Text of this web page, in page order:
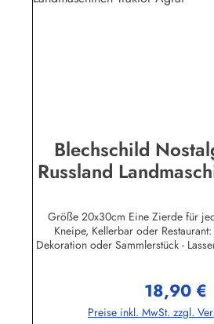
Blechschild
Russland
Größe 20x30cm Eine Zierde für
Kneipe, Kellerbar oder
Dekoration oder Sammlerstück -
Sie sich und Ihren Freunden eine
die gute alte Zeit! Unsere
aus hochwertigem Metall
Regulärer
18,90 €
Preise inkl. MwSt. zzgl.